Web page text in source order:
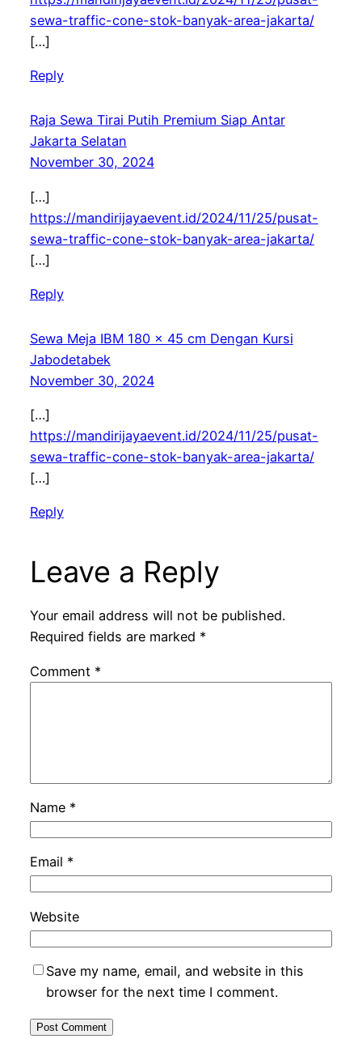
sewa-traffic-cone-stok-banyak-area-jakarta/
[…]
Reply
Raja Sewa Tirai Putih Premium Siap Antar
Jakarta Selatan
November 30, 2024
[…]
https://mandirijayaevent.id/2024/11/25/pusat-
sewa-traffic-cone-stok-banyak-area-jakarta/
[…]
Reply
Sewa Meja IBM 180 x 45 cm Dengan Kursi
Jabodetabek
November 30, 2024
[…]
https://mandirijayaevent.id/2024/11/25/pusat-
sewa-traffic-cone-stok-banyak-area-jakarta/
[…]
Reply
Leave a Reply
Your email address will not be published.
Required fields are marked *
Comment *
Name *
Email *
Website
Save my name, email, and website in this
browser for the next time I comment.